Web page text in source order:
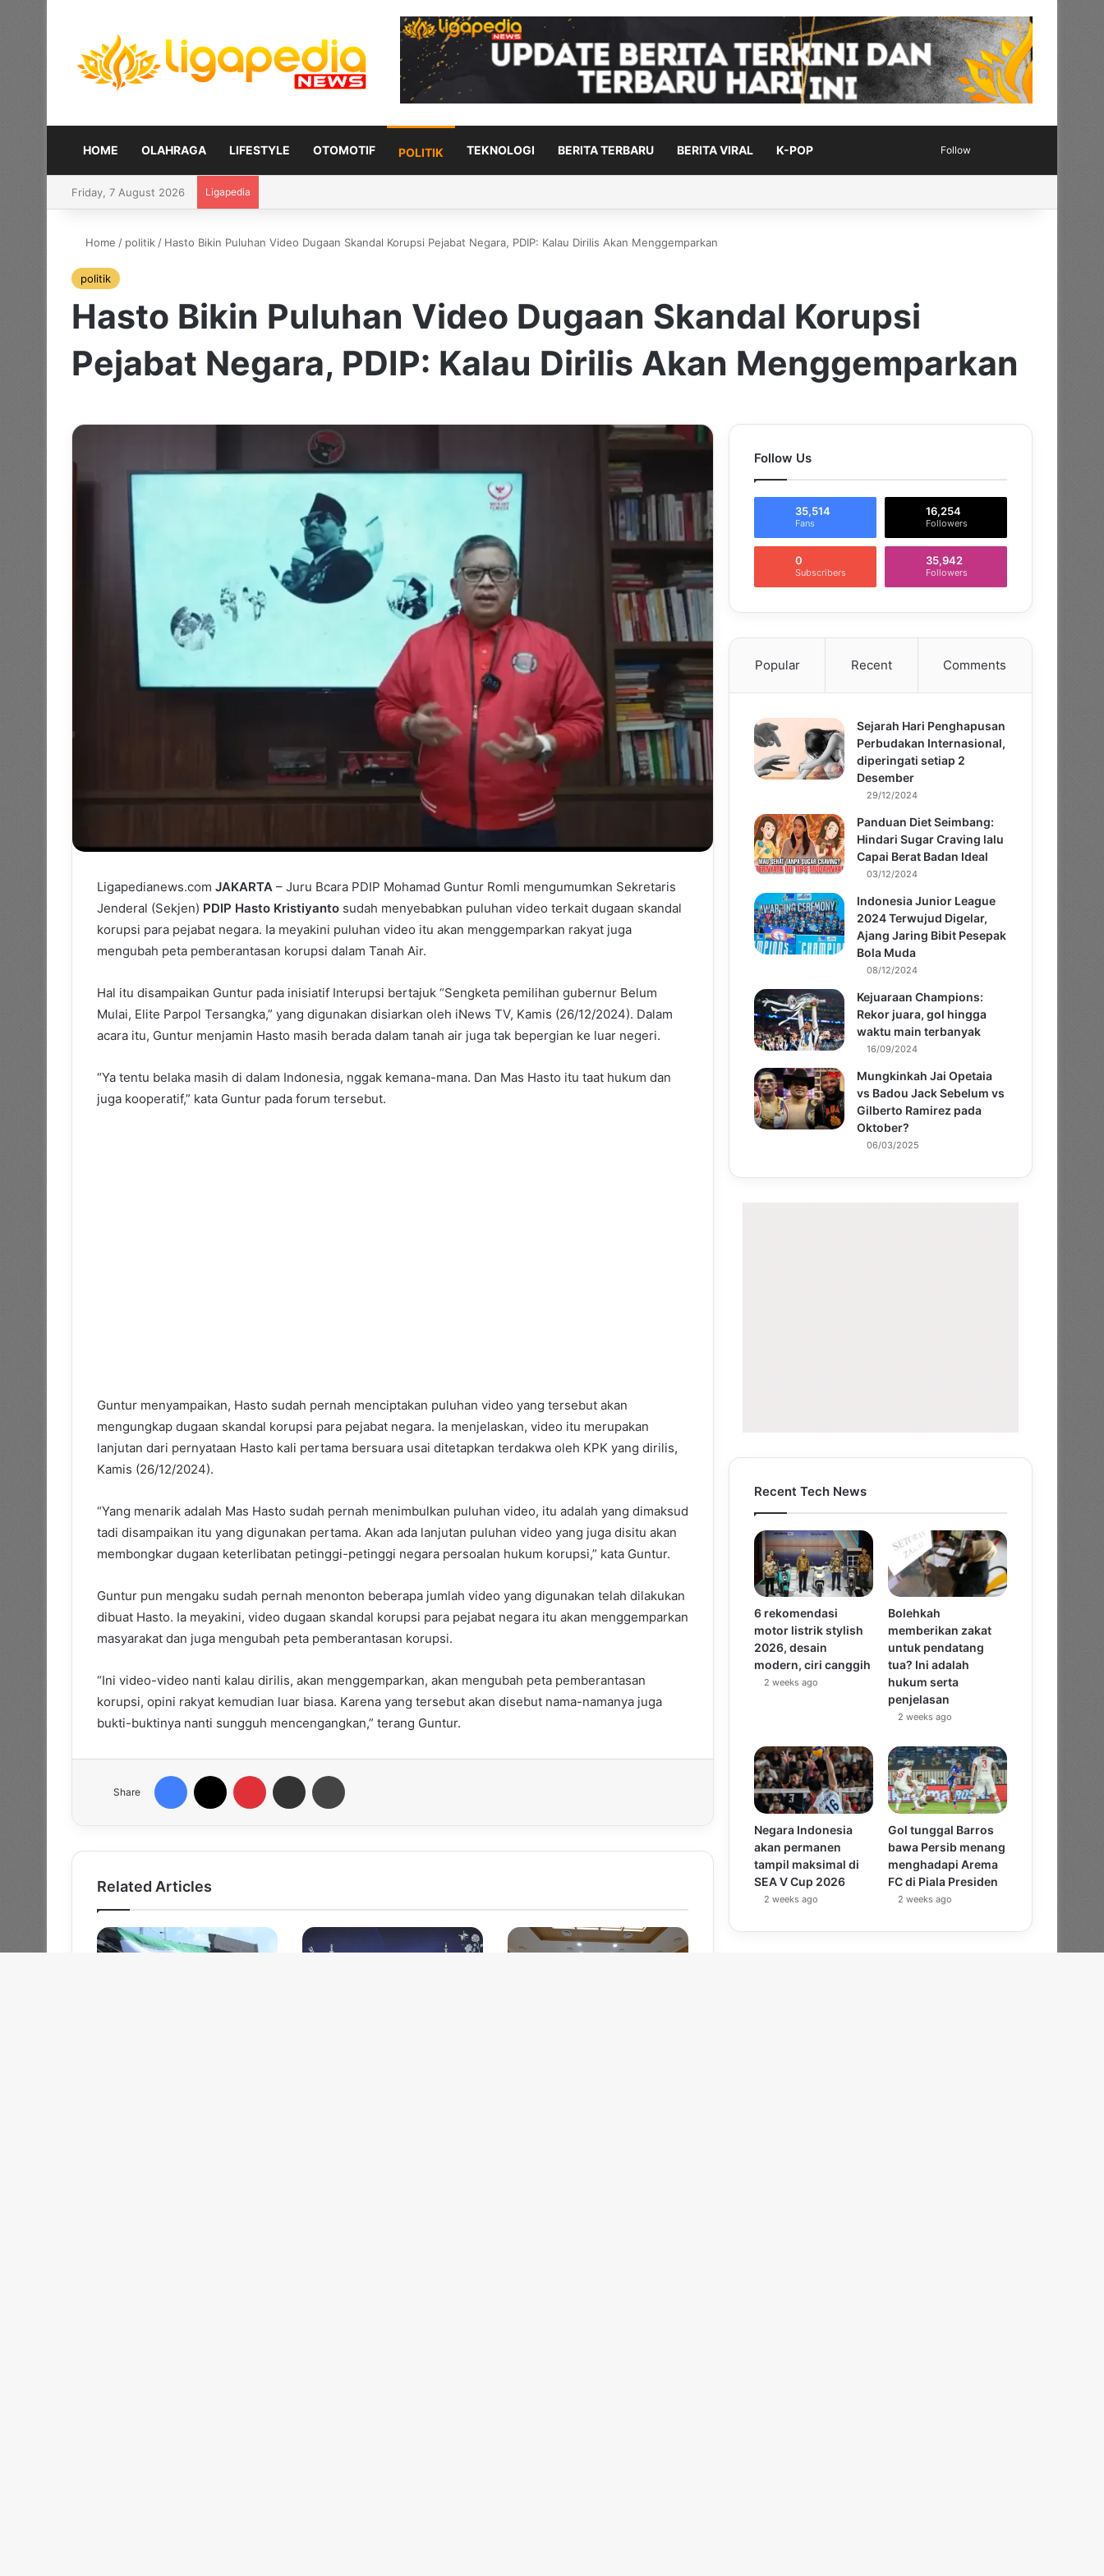
HOME OLAHRAGA LIFESTYLE OTOMOTIF POLITIK TEKNOLOGI BERITA TERBARU BERITA VIRAL K-POP Follow
Friday, 7 August 2026 Ligapedia
Home / politik / Hasto Bikin Puluhan Video Dugaan Skandal Korupsi Pejabat Negara, PDIP: Kalau Dirilis Akan Menggemparkan
politik
Hasto Bikin Puluhan Video Dugaan Skandal Korupsi
Pejabat Negara, PDIP: Kalau Dirilis Akan Menggemparkan
Ligapedianews.com JAKARTA – Juru Bcara PDIP Mohamad Guntur Romli mengumumkan Sekretaris
Jenderal (Sekjen) PDIP Hasto Kristiyanto sudah menyebabkan puluhan video terkait dugaan skandal
korupsi para pejabat negara. Ia meyakini puluhan video itu akan menggemparkan rakyat juga
mengubah peta pemberantasan korupsi dalam Tanah Air.
Hal itu disampaikan Guntur pada inisiatif Interupsi bertajuk “Sengketa pemilihan gubernur Belum
Mulai, Elite Parpol Tersangka,” yang digunakan disiarkan oleh iNews TV, Kamis (26/12/2024). Dalam
acara itu, Guntur menjamin Hasto masih berada dalam tanah air juga tak bepergian ke luar negeri.
“Ya tentu belaka masih di dalam Indonesia, nggak kemana-mana. Dan Mas Hasto itu taat hukum dan
juga kooperatif,” kata Guntur pada forum tersebut.
Guntur menyampaikan, Hasto sudah pernah menciptakan puluhan video yang tersebut akan
mengungkap dugaan skandal korupsi para pejabat negara. Ia menjelaskan, video itu merupakan
lanjutan dari pernyataan Hasto kali pertama bersuara usai ditetapkan terdakwa oleh KPK yang dirilis,
Kamis (26/12/2024).
“Yang menarik adalah Mas Hasto sudah pernah menimbulkan puluhan video, itu adalah yang dimaksud
tadi disampaikan itu yang digunakan pertama. Akan ada lanjutan puluhan video yang juga disitu akan
membongkar dugaan keterlibatan petinggi-petinggi negara persoalan hukum korupsi,” kata Guntur.
Guntur pun mengaku sudah pernah menonton beberapa jumlah video yang digunakan telah dilakukan
dibuat Hasto. Ia meyakini, video dugaan skandal korupsi para pejabat negara itu akan menggemparkan
masyarakat dan juga mengubah peta pemberantasan korupsi.
“Ini video-video nanti kalau dirilis, akan menggemparkan, akan mengubah peta pemberantasan
korupsi, opini rakyat kemudian luar biasa. Karena yang tersebut akan disebut nama-namanya juga
bukti-buktinya nanti sungguh mencengangkan,” terang Guntur.
Share
Related Articles
Follow Us
35,514
Fans
16,254
Followers
0
Subscribers
35,942
Followers
Popular Recent Comments
Sejarah Hari Penghapusan
Perbudakan Internasional,
diperingati setiap 2
Desember
29/12/2024
Panduan Diet Seimbang:
Hindari Sugar Craving lalu
Capai Berat Badan Ideal
03/12/2024
Indonesia Junior League
2024 Terwujud Digelar,
Ajang Jaring Bibit Pesepak
Bola Muda
08/12/2024
Kejuaraan Champions:
Rekor juara, gol hingga
waktu main terbanyak
16/09/2024
Mungkinkah Jai Opetaia
vs Badou Jack Sebelum vs
Gilberto Ramirez pada
Oktober?
06/03/2025
Recent Tech News
6 rekomendasi
motor listrik stylish
2026, desain
modern, ciri canggih
2 weeks ago
Bolehkah
memberikan zakat
untuk pendatang
tua? Ini adalah
hukum serta
penjelasan
2 weeks ago
Negara Indonesia
akan permanen
tampil maksimal di
SEA V Cup 2026
2 weeks ago
Gol tunggal Barros
bawa Persib menang
menghadapi Arema
FC di Piala Presiden
2 weeks ago